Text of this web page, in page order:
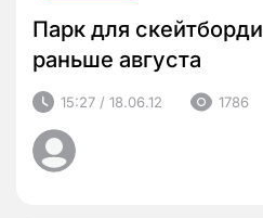
Парк для
раньше августа
15:27 / 18.06.12 1786